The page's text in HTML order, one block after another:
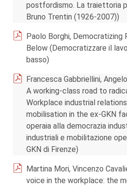
postfordismo. La traiettoria
Bruno Trentin (1926-2007))
Paolo Borghi,
Below (Democratizzare il
basso)
Francesca Gabbriellini,
A working-class road to
Workplace industrial
mobilisation in the ex-GKN
operaia alla democrazia
industriali e mobilitazione
GKN di Firenze)
Martina Mori, Vincenzo
voice in the workplace: the